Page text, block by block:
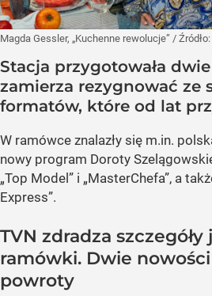
Magda Gessler, „Kuchenne rewolucje” / Źródło:
Stacja przygotowała
zamierza rezygnować ze
formatów, które od lat
W ramówce znalazły się m.in.
nowy program Doroty
„Top Model” i „MasterChefa”, a
Express”.
TVN zdradza
ramówki. Dwie
powroty